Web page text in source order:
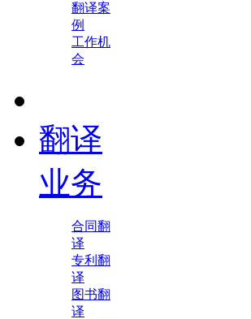
翻译案
例
工作机
会
翻译
业务
合同翻
译
专利翻
译
图书翻
译